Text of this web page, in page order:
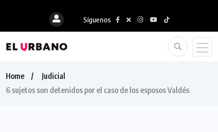
Síguenos
Home
Judicial
6 sujetos son detenidos por el caso de los esposos Valdés